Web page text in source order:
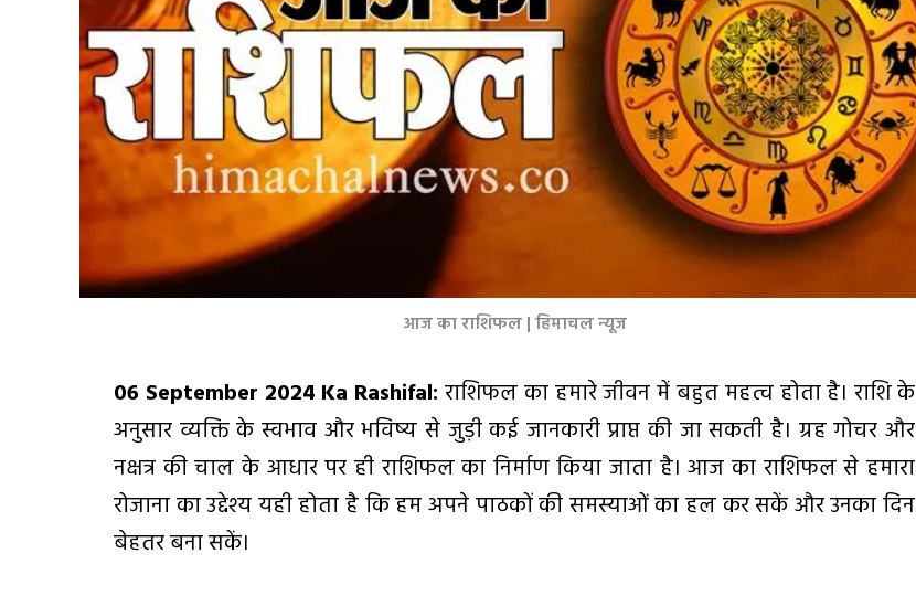
आज का राशिफल | हिमाचल न्यूज
06 September 2024 Ka Rashifal: राशिफल का हमारे जीवन में बहुत महत्व होता है। राशि के
अनुसार व्यक्ति के स्वभाव और भविष्य से जुड़ी कई जानकारी प्राप्त की जा सकती है। ग्रह गोचर और
नक्षत्र की चाल के आधार पर ही राशिफल का निर्माण किया जाता है। आज का राशिफल से हमारा
रोजाना का उद्देश्य यही होता है कि हम अपने पाठकों की समस्याओं का हल कर सकें और उनका दिन
बेहतर बना सकें।